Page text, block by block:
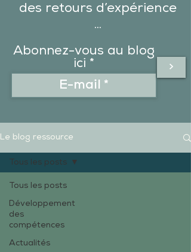
des retours d’expérience
...
Abonnez-vous au blog
ici
>
Le blog ressource
Tous les posts
Développement
des
compétences
Actualités
Tous les posts